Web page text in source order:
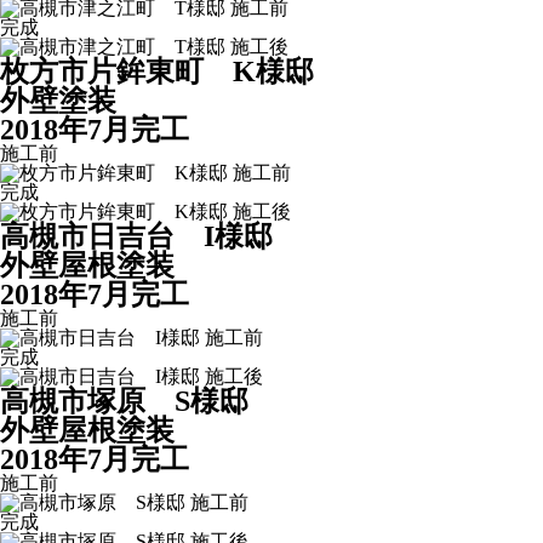
完成
枚方市片鉾東町 K様邸
外壁塗装
2018年7月完工
施工前
完成
高槻市日吉台 I様邸
外壁屋根塗装
2018年7月完工
施工前
完成
高槻市塚原 S様邸
外壁屋根塗装
2018年7月完工
施工前
完成